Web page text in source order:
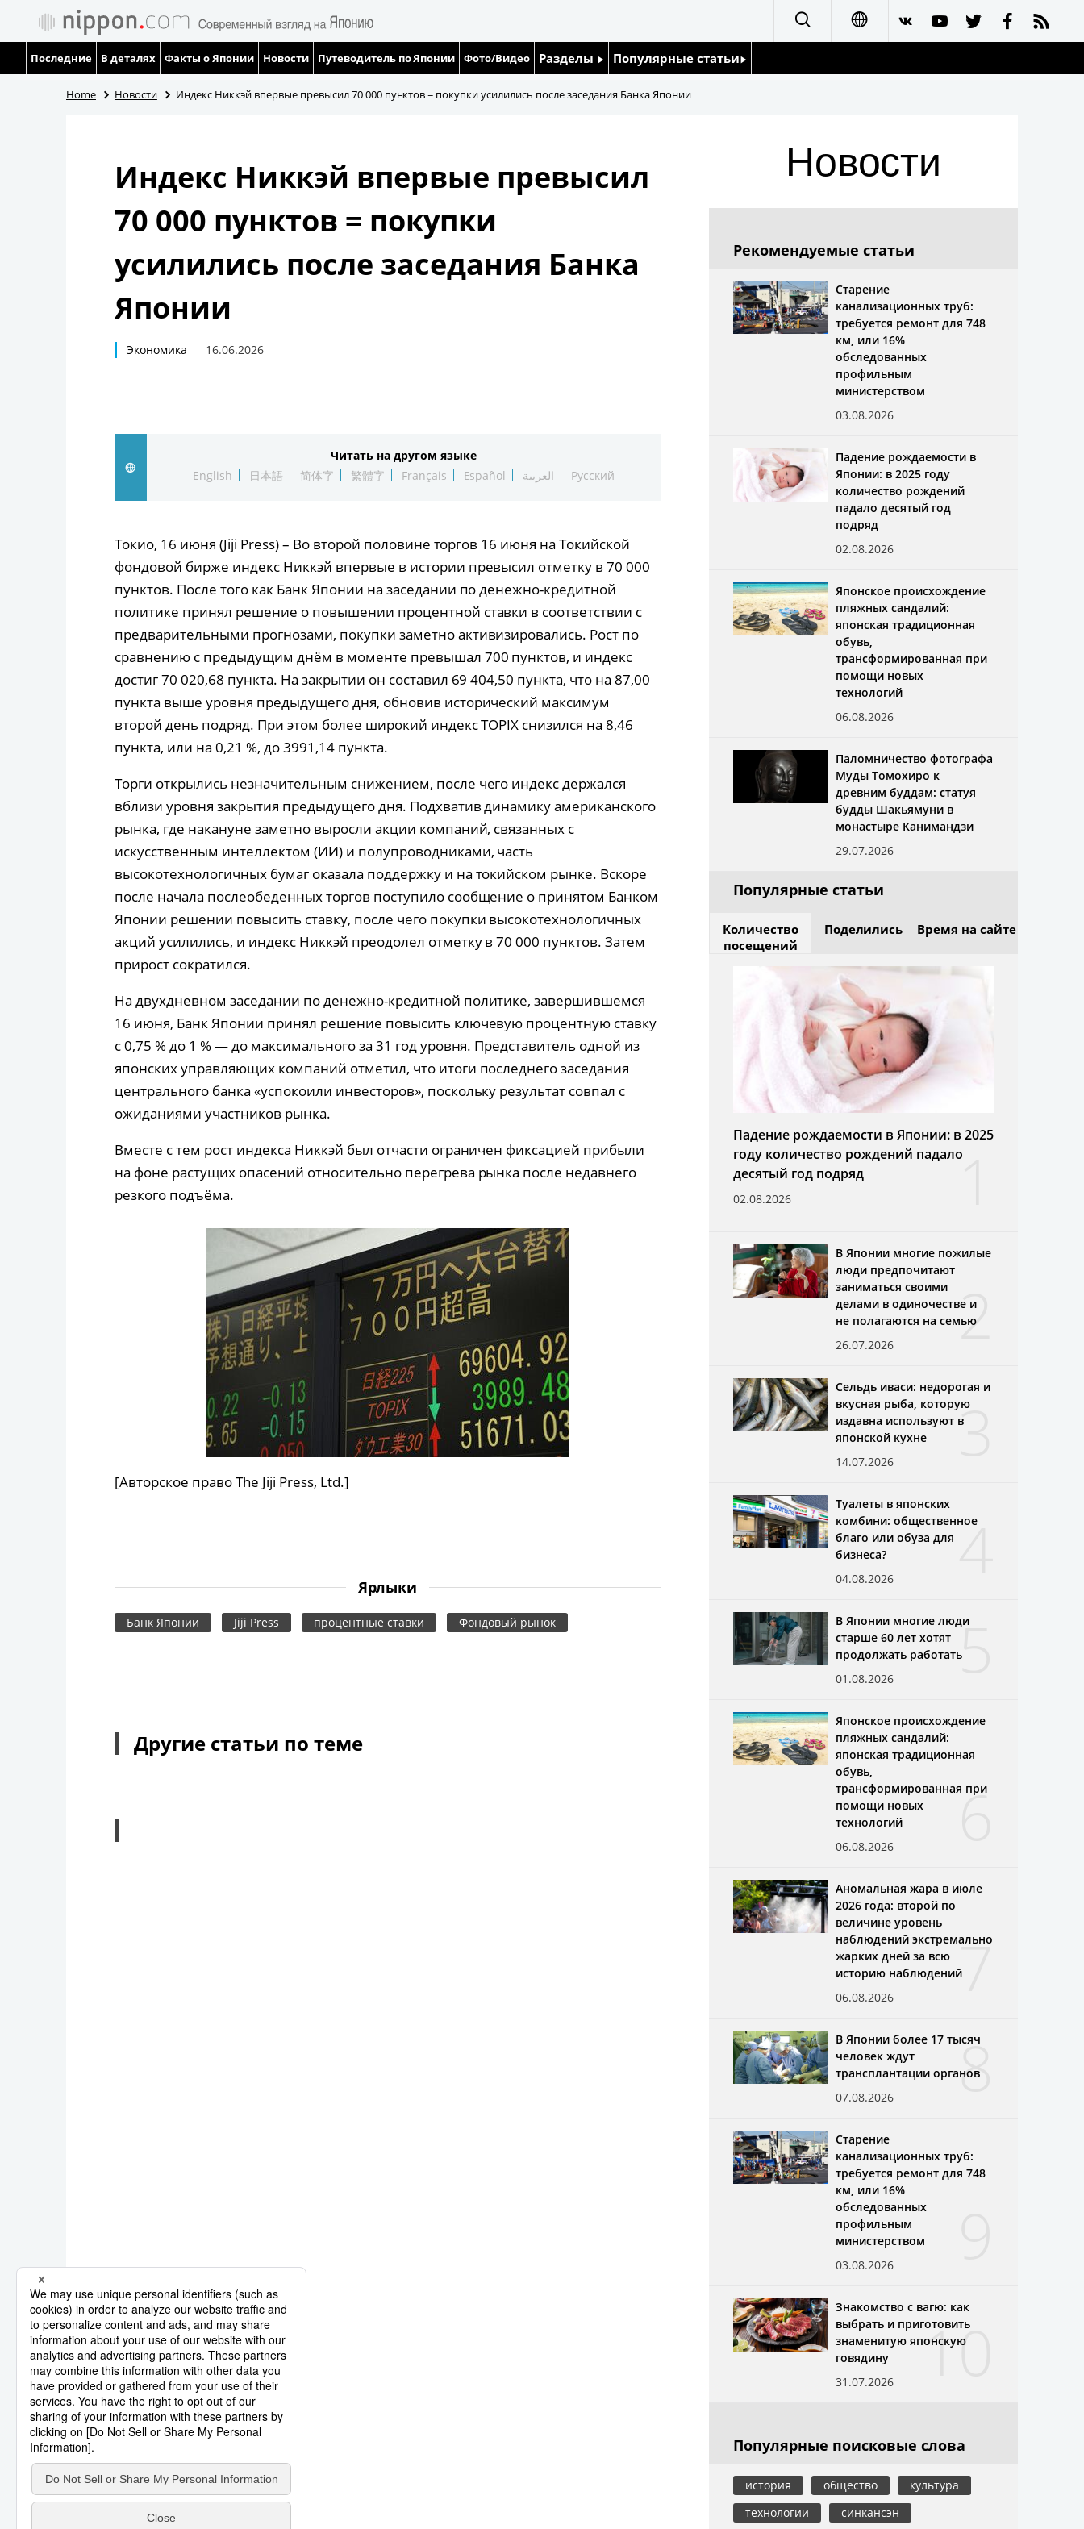
العربية
Последние В деталях Факты о Японии Новости Путеводитель по Японии Фото/Видео Разделы
Люди
Политика
Общество
Популярные статьи
Японский язык
Семья
Home Новости Индекс Никкэй впервые превысил 70 000 пунктов = покупки усилились после заседания Банка Японии
Индекс Никкэй впервые превысил
70 000 пунктов = покупки
усилились после заседания Банка
Японии
Экономика 16.06.2026
Читать на другом языке
English
日本語 简体字 繁體字 Français Español العربية Русский
Токио, 16 июня (Jiji Press) – Во второй половине торгов 16 июня на Токийской
фондовой бирже индекс Никкэй впервые в истории превысил отметку в 70 000
пунктов. После того как Банк Японии на заседании по денежно-кредитной
политике принял решение о повышении процентной ставки в соответствии с
предварительными прогнозами, покупки заметно активизировались. Рост по
сравнению с предыдущим днём в моменте превышал 700 пунктов, и индекс
достиг 70 020,68 пункта. На закрытии он составил 69 404,50 пункта, что на 87,00
пункта выше уровня предыдущего дня, обновив исторический максимум
второй день подряд. При этом более широкий индекс TOPIX снизился на 8,46
пункта, или на 0,21 %, до 3991,14 пункта.
Торги открылись незначительным снижением, после чего индекс держался
вблизи уровня закрытия предыдущего дня. Подхватив динамику американского
рынка, где накануне заметно выросли акции компаний, связанных с
искусственным интеллектом (ИИ) и полупроводниками, часть
высокотехнологичных бумаг оказала поддержку и на токийском рынке. Вскоре
после начала послеобеденных торгов поступило сообщение о принятом Банком
Японии решении повысить ставку, после чего покупки высокотехнологичных
акций усилились, и индекс Никкэй преодолел отметку в 70 000 пунктов. Затем
прирост сократился.
На двухдневном заседании по денежно-кредитной политике, завершившемся
16 июня, Банк Японии принял решение повысить ключевую процентную ставку
с 0,75 % до 1 % — до максимального за 31 год уровня. Представитель одной из
японских управляющих компаний отметил, что итоги последнего заседания
центрального банка «успокоили инвесторов», поскольку результат совпал с
ожиданиями участников рынка.
Вместе с тем рост индекса Никкэй был отчасти ограничен фиксацией прибыли
на фоне растущих опасений относительно перегрева рынка после недавнего
резкого подъёма.
[Авторское право The Jiji Press, Ltd.]
Ярлыки
Банк Японии Jiji Press процентные ставки Фондовый рынок
Другие статьи по теме
Новости
Рекомендуемые статьи
Старение
канализационных труб:
требуется ремонт для 748
км, или 16%
обследованных
профильным
министерством
03.08.2026
Падение рождаемости в
Японии: в 2025 году
количество рождений
падало десятый год
подряд
02.08.2026
Японское происхождение
пляжных сандалий:
японская традиционная
обувь,
трансформированная при
помощи новых
технологий
06.08.2026
Паломничество фотографа
Муды Томохиро к
древним буддам: статуя
будды Шакьямуни в
монастыре Канимандзи
29.07.2026
Популярные статьи
Количество
посещений
Поделились Время на сайте
1
Падение рождаемости в Японии: в 2025
году количество рождений падало
десятый год подряд
02.08.2026
2
В Японии многие пожилые
люди предпочитают
заниматься своими
делами в одиночестве и
не полагаются на семью
26.07.2026
3
Сельдь иваси: недорогая и
вкусная рыба, которую
издавна используют в
японской кухне
14.07.2026
4
Туалеты в японских
комбини: общественное
благо или обуза для
бизнеса?
04.08.2026
5
В Японии многие люди
старше 60 лет хотят
продолжать работать
01.08.2026
6
Японское происхождение
пляжных сандалий:
японская традиционная
обувь,
трансформированная при
помощи новых
технологий
06.08.2026
7
Аномальная жара в июле
2026 года: второй по
величине уровень
наблюдений экстремально
жарких дней за всю
историю наблюдений
06.08.2026
8
В Японии более 17 тысяч
человек ждут
трансплантации органов
07.08.2026
Старение
канализационных труб:
требуется ремонт для 748
км, или 16%
обследованных
профильным
министерством
03.08.2026
10
Знакомство с вагю: как
выбрать и приготовить
знаменитую японскую
говядину
31.07.2026
Популярные поисковые слова
история общество
культура
технологии
синкансэн